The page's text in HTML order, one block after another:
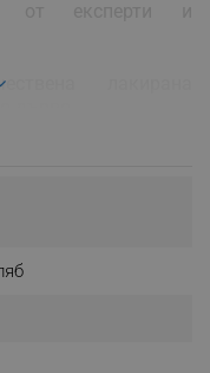
лакирана
за дълга
кухна